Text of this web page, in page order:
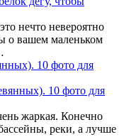
нечто невероятно
о вашем маленьком
10 фото для
жаркая. Конечно
реки, а лучше